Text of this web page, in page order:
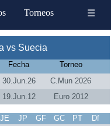
Torneos ☰
vs Suecia
Fecha
Torneo
30.Jun.26
C.Mun 2026
19.Jun.12 Euro 2012
JE JP GF GC PT
Df